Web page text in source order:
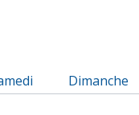
07 août 2026
du Samedi 08
Horaire du
Dimanche